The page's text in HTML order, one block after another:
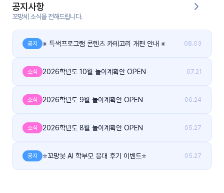
그
공지사항
꼬망세 소식을 전해드립니다.
공지 ※ 특색프로그램 콘텐츠 카테고리 개편 안내 ※ 08.03
소식 2026학년도 10월 놀이계획안 OPEN 07.21
소식 2026학년도 9월 놀이계획안 OPEN 06.24
소식 2026학년도 8월 놀이계획안 OPEN 05.27
공지 ⭐꼬망봇 AI 학부모 응대 후기 이벤트⭐ 05.27